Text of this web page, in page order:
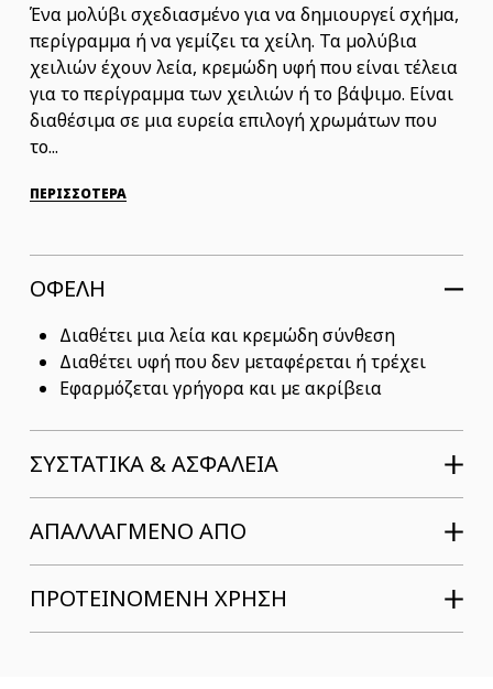
Ένα μολύβι σχεδιασμένο για να δημιουργεί σχήμα,
περίγραμμα ή να γεμίζει τα χείλη. Τα μολύβια
χειλιών έχουν λεία, κρεμώδη υφή που είναι τέλεια
για το περίγραμμα των χειλιών ή το βάψιμο. Είναι
διαθέσιμα σε μια ευρεία επιλογή χρωμάτων που
το...
ΠΕΡΙΣΣΟΤΕΡΑ
ΟΦΕΛΗ
Διαθέτει μια λεία και κρεμώδη σύνθεση
Διαθέτει υφή που δεν μεταφέρεται ή τρέχει
Εφαρμόζεται γρήγορα και με ακρίβεια
ΣΥΣΤΑΤΙΚΆ & ΑΣΦΆΛΕΙΑ
ΑΠΑΛΛΑΓΜΕΝΟ ΑΠΟ
ΠΡΟΤΕΙΝΟΜΕΝΗ ΧΡΗΣΗ